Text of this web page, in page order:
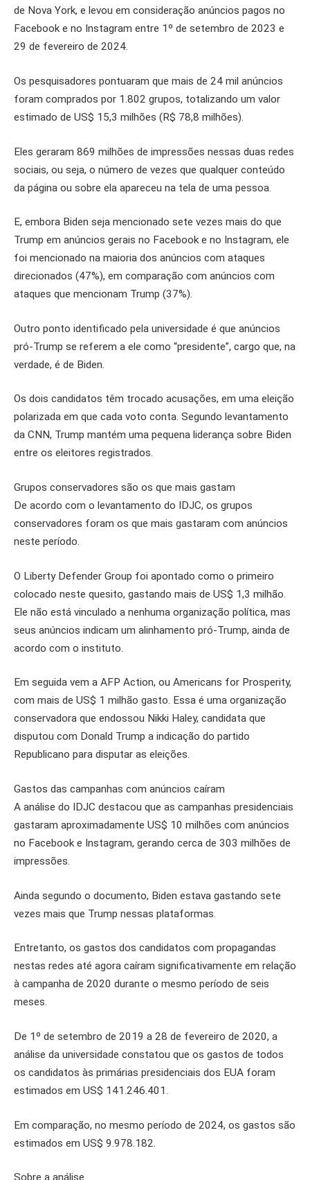
de Nova York, e levou em consideração anúncios pagos no
Facebook e no Instagram entre 1º de setembro de 2023 e
29 de fevereiro de 2024.
Os pesquisadores pontuaram que mais de 24 mil anúncios
foram comprados por 1.802 grupos, totalizando um valor
estimado de US$ 15,3 milhões (R$ 78,8 milhões).
Eles geraram 869 milhões de impressões nessas duas redes
sociais, ou seja, o número de vezes que qualquer conteúdo
da página ou sobre ela apareceu na tela de uma pessoa.
E, embora Biden seja mencionado sete vezes mais do que
Trump em anúncios gerais no Facebook e no Instagram, ele
foi mencionado na maioria dos anúncios com ataques
direcionados (47%), em comparação com anúncios com
ataques que mencionam Trump (37%).
Outro ponto identificado pela universidade é que anúncios
pró-Trump se referem a ele como “presidente”, cargo que, na
verdade, é de Biden.
Os dois candidatos têm trocado acusações, em uma eleição
polarizada em que cada voto conta. Segundo levantamento
da CNN, Trump mantém uma pequena liderança sobre Biden
entre os eleitores registrados.
Grupos conservadores são os que mais gastam
De acordo com o levantamento do IDJC, os grupos
conservadores foram os que mais gastaram com anúncios
neste período.
O Liberty Defender Group foi apontado como o primeiro
colocado neste quesito, gastando mais de US$ 1,3 milhão.
Ele não está vinculado a nenhuma organização política, mas
seus anúncios indicam um alinhamento pró-Trump, ainda de
acordo com o instituto.
Em seguida vem a AFP Action, ou Americans for Prosperity,
com mais de US$ 1 milhão gasto. Essa é uma organização
conservadora que endossou Nikki Haley, candidata que
disputou com Donald Trump a indicação do partido
Republicano para disputar as eleições.
Gastos das campanhas com anúncios caíram
A análise do IDJC destacou que as campanhas presidenciais
gastaram aproximadamente US$ 10 milhões com anúncios
no Facebook e Instagram, gerando cerca de 303 milhões de
impressões.
Ainda segundo o documento, Biden estava gastando sete
vezes mais que Trump nessas plataformas.
Entretanto, os gastos dos candidatos com propagandas
nestas redes até agora caíram significativamente em relação
à campanha de 2020 durante o mesmo período de seis
meses.
De 1º de setembro de 2019 a 28 de fevereiro de 2020, a
análise da universidade constatou que os gastos de todos
os candidatos às primárias presidenciais dos EUA foram
estimados em US$ 141.246.401.
Em comparação, no mesmo período de 2024, os gastos são
estimados em US$ 9.978.182.
Sobre a análise